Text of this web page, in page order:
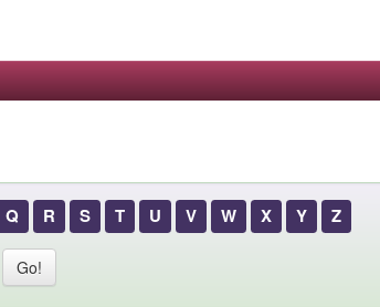
Q R S T U V W X Y Z